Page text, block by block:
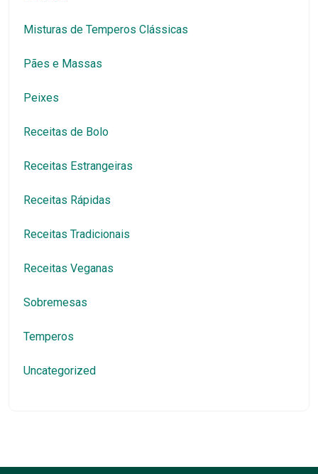
Misturas de Temperos Clássicas
Pães e Massas
Peixes
Receitas de Bolo
Receitas Estrangeiras
Receitas Rápidas
Receitas Tradicionais
Receitas Veganas
Sobremesas
Temperos
Uncategorized